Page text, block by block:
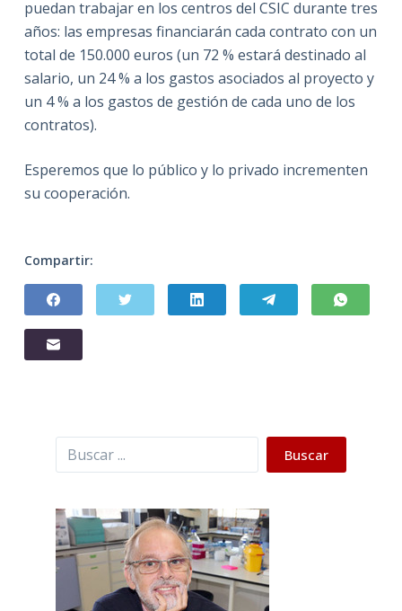
puedan trabajar en los centros del CSIC durante tres
años: las empresas financiarán cada contrato con un
total de 150.000 euros (un 72 % estará destinado al
salario, un 24 % a los gastos asociados al proyecto y
un 4 % a los gastos de gestión de cada uno de los
contratos).
Esperemos que lo público y lo privado incrementen
su cooperación.
Compartir:
Buscar Buscar